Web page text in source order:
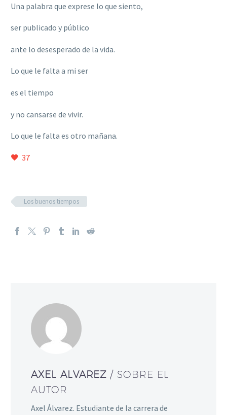
Una palabra que exprese lo que siento,
ser publicado y público
ante lo desesperado de la vida.
Lo que le falta a mi ser
es el tiempo
y no cansarse de vivir.
Lo que le falta es otro mañana.
37
Los buenos tiempos
AXEL ALVAREZ / SOBRE EL
AUTOR
Axel Álvarez. Estudiante de la carrera de